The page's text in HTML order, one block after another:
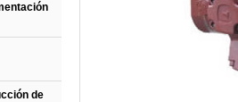
de